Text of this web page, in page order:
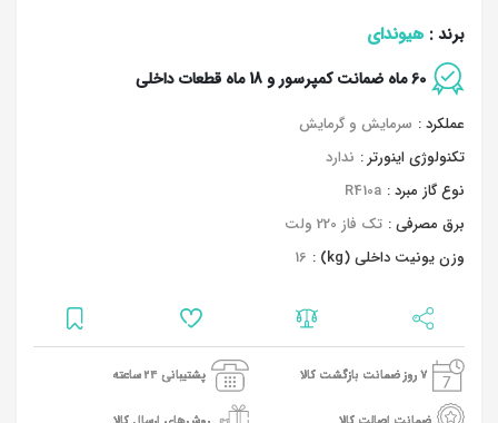
برند : هیوندای
60 ماه ضمانت کمپرسور و 18 ماه قطعات داخلی
عملکرد : سرمایش و گرمایش
تکنولوژی اینورتر : ندارد
نوع گاز مبرد : R410a
برق مصرفی : تک فاز 220 ولت
وزن یونیت داخلی (kg) :
16
7 روز ضمانت بازگشت کالا پشتیبانی 24 ساعته